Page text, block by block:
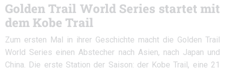
Golden Trail World Series startet mit
dem Kobe Trail
Zum ersten Mal in ihrer Geschichte macht die Golden Trail
World Series einen Abstecher nach Asien, nach Japan und
China. Die erste Station der Saison: der Kobe Trail, eine 21